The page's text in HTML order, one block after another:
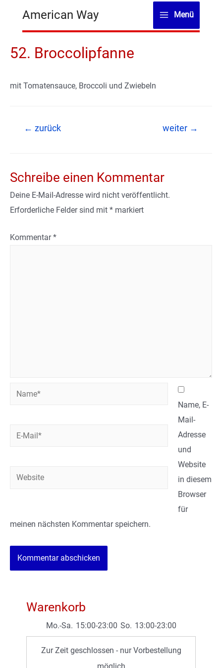
American Way
Main
Menü
52. Broccolipfanne
mit Tomatensauce, Broccoli und Zwiebeln
Beitragsnavigation
← zurück weiter →
Schreibe einen Kommentar
Deine E-Mail-Adresse wird nicht veröffentlicht.
Erforderliche Felder sind mit * markiert
Kommentar*
Name*
Website
Name, E-
Mail-
Adresse
und
Website
in diesem
Browser
für
meinen nächsten Kommentar speichern.
Warenkorb
Mo.-Sa. 15:00-23:00 So. 13:00-23:00
Zur Zeit geschlossen - nur Vorbestellung